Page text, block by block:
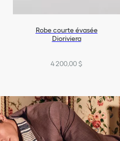
Robe courte évasée
Dioriviera
4 200,00 $